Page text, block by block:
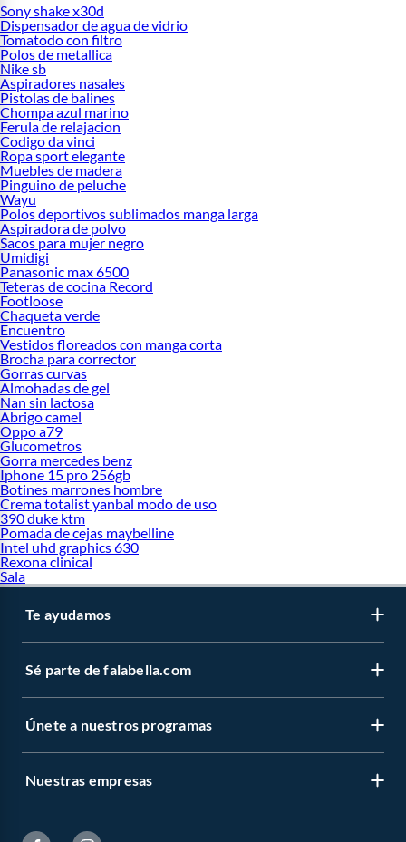
Sony shake x30d
Dispensador de agua de vidrio
Tomatodo con filtro
Polos de metallica
Nike sb
Aspiradores nasales
Pistolas de balines
Chompa azul marino
Ferula de relajacion
Codigo da vinci
Ropa sport elegante
Muebles de madera
Pinguino de peluche
Wayu
Polos deportivos sublimados manga larga
Aspiradora de polvo
Sacos para mujer negro
Umidigi
Panasonic max 6500
Teteras de cocina Record
Footloose
Chaqueta verde
Encuentro
Vestidos floreados con manga corta
Brocha para corrector
Gorras curvas
Almohadas de gel
Nan sin lactosa
Abrigo camel
Oppo a79
Glucometros
Gorra mercedes benz
Iphone 15 pro 256gb
Botines marrones hombre
Crema totalist yanbal modo de uso
390 duke ktm
Pomada de cejas maybelline
Intel uhd graphics 630
Rexona clinical
Sala
Te ayudamos
Sé parte de falabella.com
Únete a nuestros programas
Nuestras empresas